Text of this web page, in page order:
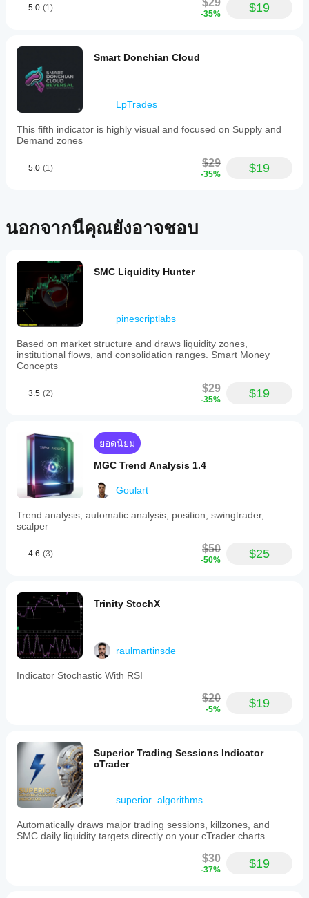
smoothing
baseline,
and
ATR
control.
The
also
displays
Max
bands
that
act
dynamic
support
and
resistance
levels
adapting
market
Forex,
indices,
and
high-
volatility
assets,
Bands
Pro
trend
strategies
based
on
color
transitions
and
volatility
band
overlay
price
charts,
providing
clear
visual
to
assist
5.0 (1) $29
-35% $19
Smart Donchian Cloud
LpTrades
This fifth indicator is highly visual and focused on Supply and
Demand zones
5.0 (1) $29
-35% $19
นอกจากนี้คุณยังอาจชอบ
SMC Liquidity Hunter
pinescriptlabs
Based on market structure and draws liquidity zones,
institutional flows, and consolidation ranges. Smart Money
Concepts
3.5 (2) $29
-35% $19
ยอดนิยม
MGC Trend Analysis 1.4
Goulart
Trend analysis, automatic analysis, position, swingtrader,
scalper
4.6 (3) $50
-50% $25
Trinity StochX
raulmartinsde
Indicator Stochastic With RSI
$20
-5% $19
Superior Trading Sessions Indicator
cTrader
superior_algorithms
Automatically draws major trading sessions, killzones, and
SMC daily liquidity targets directly on your cTrader charts.
$30
-37% $19